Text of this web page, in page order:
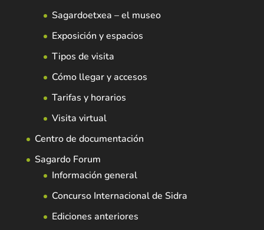
Sagardoetxea – el museo
Exposición y espacios
Tipos de visita
Cómo llegar y accesos
Tarifas y horarios
Visita virtual
Centro de documentación
Sagardo Forum
Información general
Concurso Internacional de Sidra
Ediciones anteriores